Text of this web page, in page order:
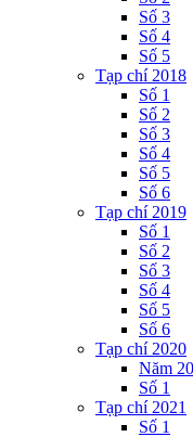
Số 3
Số 4
Số 5
Tạp chí 2018
Số 1
Số 2
Số 3
Số 4
Số 5
Số 6
Tạp chí 2019
Số 1
Số 2
Số 3
Số 4
Số 5
Số 6
Tạp chí 2020
Năm
Số 1
Tạp chí 2021
Số 1